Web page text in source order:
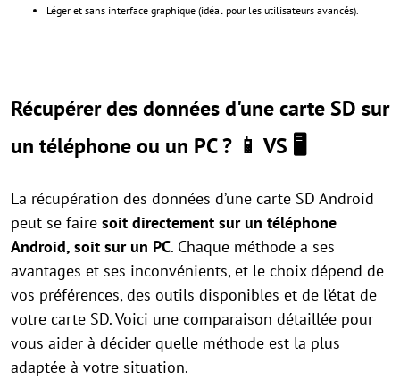
Léger et sans interface graphique (idéal pour les utilisateurs avancés).
Récupérer des données d'une carte SD sur
un téléphone ou un PC ? 📱 VS 🖥️
La récupération des données d’une carte SD Android
peut se faire soit directement sur un téléphone
Android, soit sur un PC. Chaque méthode a ses
avantages et ses inconvénients, et le choix dépend de
vos préférences, des outils disponibles et de l’état de
votre carte SD. Voici une comparaison détaillée pour
vous aider à décider quelle méthode est la plus
adaptée à votre situation.